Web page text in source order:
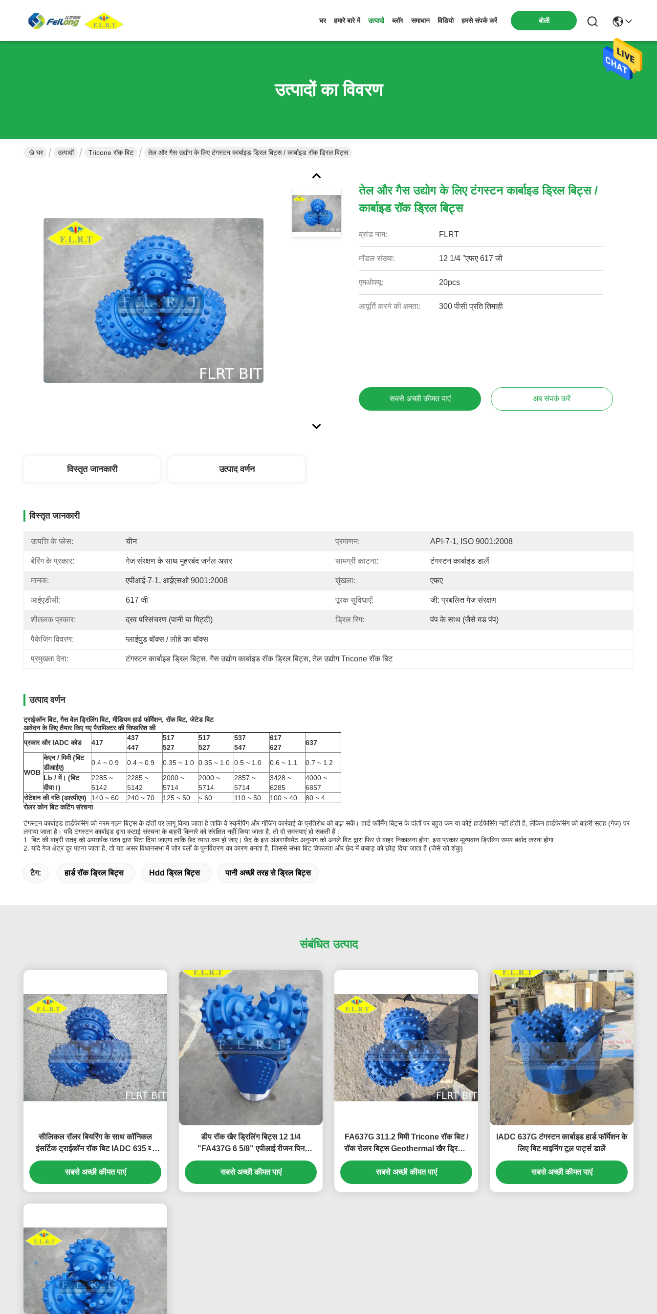
घर हमारे बारे में उत्पादों ब्लॉग समाधान विडियो हमसे संपर्क करें बोली
उत्पादों का विवरण
घर उत्पादों Tricone रॉक बिट तेल और गैस उद्योग के लिए टंगस्टन कार्बाइड ड्रिल बिट्स / कार्बाइड रॉक ड्रिल बिट्स
तेल और गैस उद्योग के लिए टंगस्टन कार्बाइड ड्रिल बिट्स /
कार्बाइड रॉक ड्रिल बिट्स
ब्रांड नाम: FLRT
मॉडल संख्या: 12 1/4 "एफए 617 जी
एमओक्यू: 20pcs
आपूर्ति करने की क्षमता: 300 पीसी प्रति तिमाही
सबसे अच्छी कीमत पाएं अब संपर्क करें
विस्तृत जानकारी उत्पाद वर्णन
विस्तृत जानकारी
उत्पत्ति के प्लेस: चीन प्रमाणन: API-7-1, ISO 9001:2008
बेरिंग के प्रकार: गेज संरक्षण के साथ मुहरबंद जर्नल असर सामग्री काटना: टंगस्टन कार्बाइड डालें
मानक: एपीआई-7-1, आईएसओ 9001:2008 शृंखला: एफए
आईएडीसी: 617 जी पूरक सुविधाएँ: जी: प्रबलित गेज संरक्षण
शीतलक प्रकार: द्रव परिसंचरण (पानी या मिट्टी) ड्रिल रिग: पंप के साथ (जैसे मड पंप)
पैकेजिंग विवरण: प्लाईवुड बॉक्स / लोहे का बॉक्स
प्रमुखता देना: टंगस्टन कार्बाइड ड्रिल बिट्स, गैस उद्योग कार्बाइड रॉक ड्रिल बिट्स, तेल उद्योग Tricone रॉक बिट
उत्पाद वर्णन
ट्राईकॉन बिट, गैस वेल ड्रिलिंग बिट, मीडियम हार्ड फॉर्मेशन, रॉक बिट, जेटेड बिट
आवेदन के लिए तैयार किए गए पैरामिल्टर की सिफारिश की
प्रकार और IADC कोड
417
437
447
517
527
517
527
537
547
617
627
637
WOB
केएन / मिमी (बिट
डीआईए)
0.4 ~ 0.9 0.4 ~ 0.9 0.35 ~ 1.0 0.35 ~ 1.0 0.5 ~ 1.0 0.6 ~ 1.1
0.7 ~ 1.2
Lb / में। (बिट
दीया।)
2285 ~
5142
2285 ~
5142
2000 ~
5714
2000 ~
5714
2857 ~
5714
3428 ~
6285
4000 ~
6857
रोटेशन की गति (आरपीएम)
140 ~ 60 240 ~ 70 125 ~ 50 ~ 60 110 ~ 50 100 ~ 40
80 ~ 4
रोलर कोन बिट कटिंग संरचना
टंगस्टन कार्बाइड हार्डफेसिंग को नरम गठन बिट्स के दांतों पर लागू किया जाता है ताकि वे स्क्रैपिंग और गॉजिंग कार्रवाई के प्रतिरोध को बढ़ा सकें। हार्ड फॉर्मिंग बिट्स के दांतों पर बहुत कम या कोई हार्डफेसिंग नहीं होती है, लेकिन हार्डफेसिंग को बाहरी सतह (गेज) पर
लगाया जाता है। यदि टंगस्टन कार्बाइड द्वारा कटाई संरचना के बाहरी किनारे को संरक्षित नहीं किया जाता है, तो दो समस्याएं हो सकती हैं।
1. बिट की बाहरी सतह को अपघर्षक गठन द्वारा मिटा दिया जाएगा ताकि छेद व्यास कम हो जाए। छेद के इस अंडरगॉवमेंट अनुभाग को अगले बिट द्वारा फिर से बाहर निकालना होगा, इस प्रकार मूल्यवान ड्रिलिंग समय बर्बाद करना होगा
2. यदि गेज क्षेत्र दूर पहना जाता है, तो यह असर विधानसभा में जोर बलों के पुनर्वितरण का कारण बनता है, जिससे संभव बिट विफलता और छेद में कबाड़ को छोड़ दिया जाता है (जैसे खो शंकु)
टैग: हार्ड रॉक ड्रिल बिट्स Hdd ड्रिल बिट्स पानी अच्छी तरह से ड्रिल बिट्स
संबंधित उत्पाद
सीलिकल रॉलर बियरिंग के साथ कॉनिकल
इंसर्टिक ट्राईकॉन रॉक बिट IADC 635 ब्लू
कलर
सबसे अच्छी कीमत पाएं
डीप रॉक खैर ड्रिलिंग बिट्स 12 1/4
"FA437G 6 5/8" एपीआई रीजन पिन
पेट्रोलियम ड्रिलिंग के लिए
सबसे अच्छी कीमत पाएं
FA637G 311.2 मिमी Tricone रॉक बिट /
रॉक रोलर बिट्स Geothermal खैर ड्रिलिंग
के लिए
सबसे अच्छी कीमत पाएं
IADC 637G टंगस्टन कार्बाइड हार्ड फॉर्मेशन के
लिए बिट माइनिंग टूल पार्ट्स डालें
सबसे अच्छी कीमत पाएं